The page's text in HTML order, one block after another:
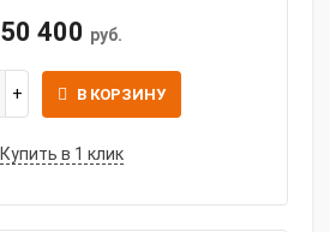
50 400 руб.
В КОРЗИНУ
Купить в 1 клик